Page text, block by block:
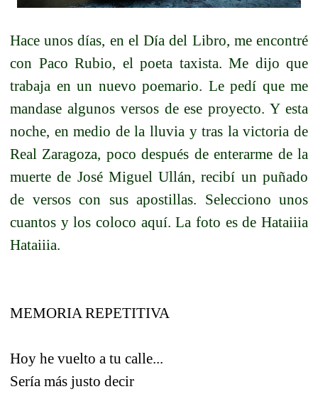
Hace unos días, en el Día del Libro, me encontré
con Paco Rubio, el poeta taxista. Me dijo que
trabaja en un nuevo poemario. Le pedí que me
mandase algunos versos de ese proyecto. Y esta
noche, en medio de la lluvia y tras la victoria de
Real Zaragoza, poco después de enterarme de la
muerte de José Miguel Ullán, recibí un puñado
de versos con sus apostillas. Selecciono unos
cuantos y los coloco aquí. La foto es de Hataiiia
Hataiiia.
MEMORIA REPETITIVA
Hoy he vuelto a tu calle...
Sería más justo decir